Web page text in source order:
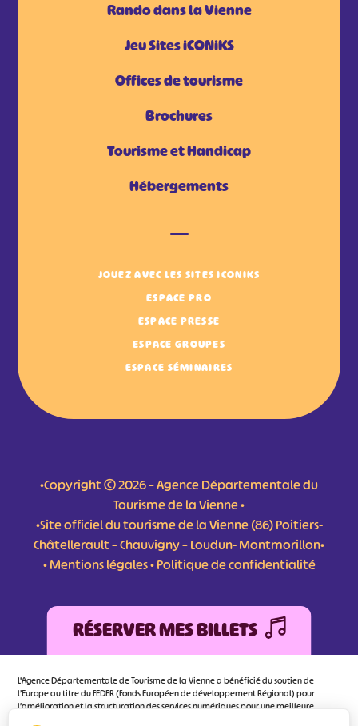
Rando dans la Vienne
Jeu Sites iCONiKS
Offices de tourisme
Brochures
Tourisme et Handicap
Hébergements
JOUEZ AVEC LES SITES ICONIKS
ESPACE PRO
ESPACE PRESSE
ESPACE GROUPES
ESPACE SÉMINAIRES
•Copyright © 2026 – Agence Départementale du
Tourisme de la Vienne •
•Site officiel du tourisme de la Vienne (86) Poitiers-
Châtellerault – Chauvigny – Loudun- Montmorillon•
•Mentions légales•Politique de confidentialité
RÉSERVER MES BILLETS
L'Agence Départementale de Tourisme de la Vienne a bénéficié du soutien de
l’Europe au titre du FEDER (Fonds Européen de développement Régional) pour
l’amélioration et la structuration des services numériques pour une meilleure